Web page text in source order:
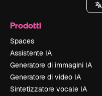
Prodotti
Spaces
Assistente IA
Generatore di immagini IA
Generatore di video IA
Sintetizzatore vocale IA